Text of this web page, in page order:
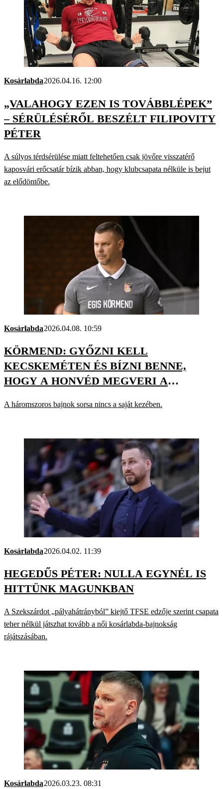
Kosárlabda2026.04.16. 12:00
„VALAHOGY EZEN IS TOVÁBBLÉPEK”
– SÉRÜLÉSÉRŐL BESZÉLT FILIPOVITY
PÉTER
A súlyos térdsérülése miatt feltehetően csak jövőre visszatérő
kaposvári erőcsatár bízik abban, hogy klubcsapata nélküle is bejut
az elődöntőbe.
Kosárlabda2026.04.08. 10:59
KÖRMEND: GYŐZNI KELL
KECSKEMÉTEN ÉS BÍZNI BENNE,
HOGY A HONVÉD MEGVERI A
A háromszoros bajnok sorsa nincs a saját kezében.
Kosárlabda2026.04.02. 11:39
HEGEDŰS PÉTER: NULLA EGYNÉL IS
HITTÜNK MAGUNKBAN
A Szekszárdot „pályahátrányból” kiejtő TFSE edzője szerint csapata
teher nélkül játszhat tovább a női kosárlabda-bajnokság
rájátszásában.
Kosárlabda2026.03.23. 08:31